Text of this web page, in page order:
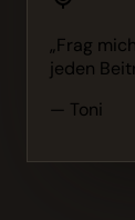
„Frag
jeden
— Toni